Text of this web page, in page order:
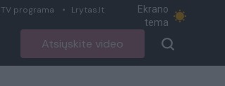
TV programa Lrytas.lt
Ekrano
tema
Atsiųskite video